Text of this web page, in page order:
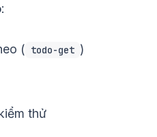
:
( todo-get )
thử